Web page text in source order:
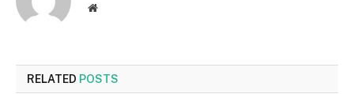
Website
RELATED POSTS